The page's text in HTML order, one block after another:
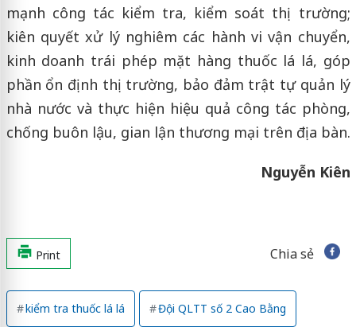
mạnh công tác kiểm tra, kiểm soát thị trường;
kiên quyết xử lý nghiêm các hành vi vận chuyển,
kinh doanh trái phép mặt hàng thuốc lá lá, góp
phần ổn định thị trường, bảo đảm trật tự quản lý
nhà nước và thực hiện hiệu quả công tác phòng,
chống buôn lậu, gian lận thương mại trên địa bàn.
Nguyễn Kiên
Print Chia sẻ
kiểm tra thuốc lá lá Đội QLTT số 2 Cao Bằng